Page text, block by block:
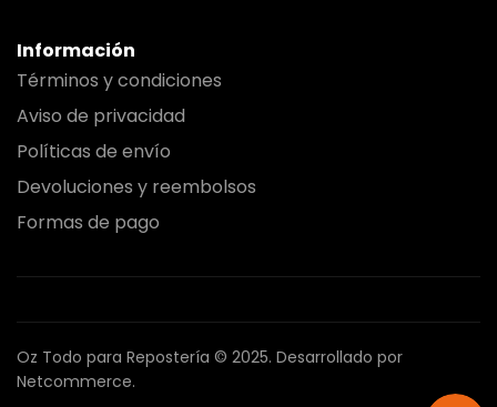
Información
Términos y condiciones
Aviso de privacidad
Políticas de envío
Devoluciones y reembolsos
Formas de pago
Oz Todo para Repostería © 2025. Desarrollado por
Netcommerce.